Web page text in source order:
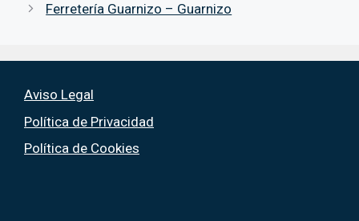
Ferretería Guarnizo – Guarnizo
Aviso Legal
Política de Privacidad
Política de Cookies